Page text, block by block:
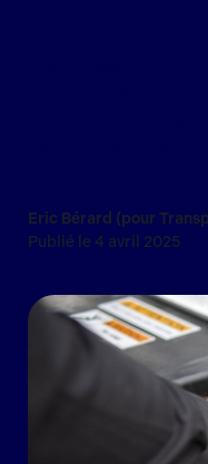
Eric Bérard (pour
Publié le 4 avril 2025